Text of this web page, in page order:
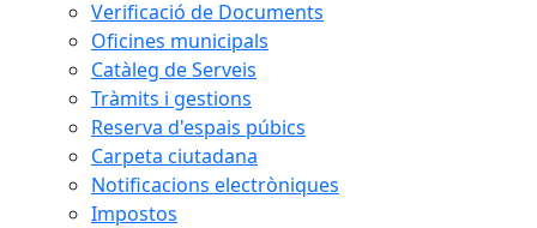
Verificació de Documents
Oficines municipals
Catàleg de Serveis
Tràmits i gestions
Reserva d'espais púbics
Carpeta ciutadana
Notificacions electròniques
Impostos